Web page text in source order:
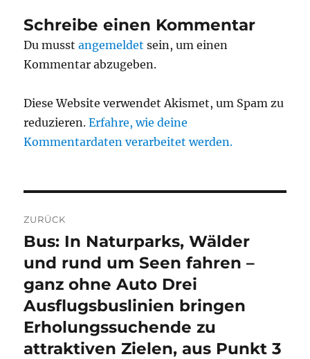
Schreibe einen Kommentar
Du musstangemeldet sein, um einen
Kommentar abzugeben.
Diese Website verwendet Akismet, um Spam zu
reduzieren.Erfahre, wie deine
Kommentardaten verarbeitet werden.
ZURÜCK
Vorheriger
Beitrag:
Bus: In Naturparks, Wälder
und rund um Seen fahren –
ganz ohne Auto Drei
Ausflugsbuslinien bringen
Erholungssuchende zu
attraktiven Zielen, aus Punkt 3